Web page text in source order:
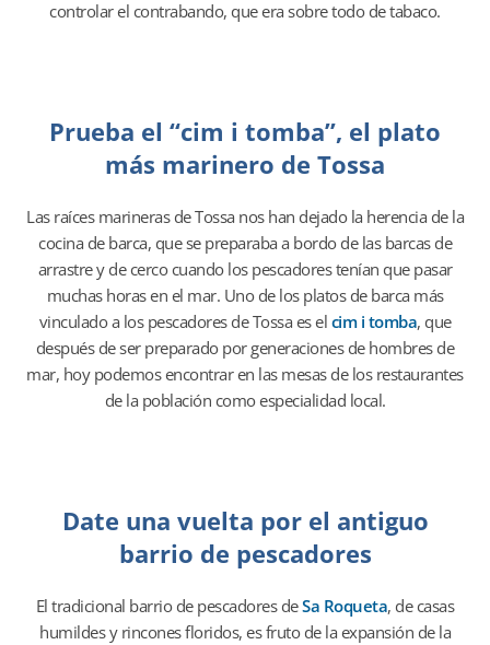
controlar el contrabando, que era sobre todo de tabaco.
Prueba el “cim i tomba”, el plato
más marinero de Tossa
Las raíces marineras de Tossa nos han dejado la herencia de la
cocina de barca, que se preparaba a bordo de las barcas de
arrastre y de cerco cuando los pescadores tenían que pasar
muchas horas en el mar. Uno de los platos de barca más
vinculado a los pescadores de Tossa es el cim i tomba, que
después de ser preparado por generaciones de hombres de
mar, hoy podemos encontrar en las mesas de los restaurantes
de la población como especialidad local.
Date una vuelta por el antiguo
barrio de pescadores
El tradicional barrio de pescadores deSa Roqueta, de casas
humildes y rincones floridos, es fruto de la expansión de la